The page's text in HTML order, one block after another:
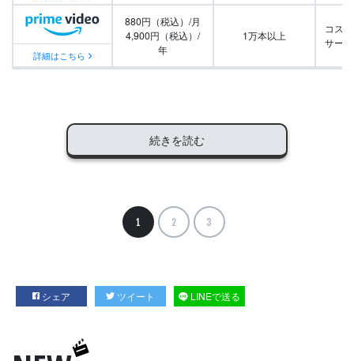
詳細はこちら
880円（税込）/月
4,900円（税込）/
年
1万本以上
コス
サー
続きを読む
1 2 3
シェア ツイート LINEで送る